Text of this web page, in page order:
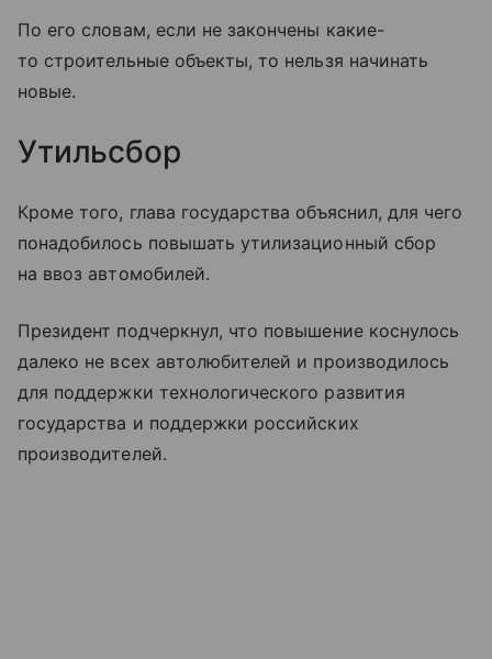
По его словам, если не закончены какие-
то строительные объекты, то нельзя начинать
новые.
Утильсбор
Кроме того, глава государства объяснил, для чего
понадобилось повышать утилизационный сбор
на ввоз автомобилей.
Президент подчеркнул, что повышение коснулось
далеко не всех автолюбителей и производилось
для поддержки технологического развития
государства и поддержки российских
производителей.